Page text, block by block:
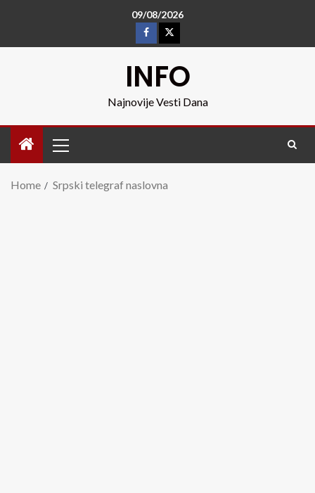
09/08/2026
INFO
Najnovije Vesti Dana
Home Srpski telegraf naslovna